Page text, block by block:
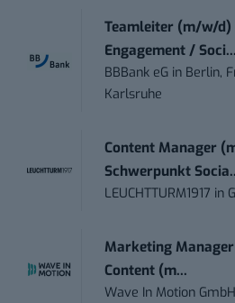
Teamleiter (m/w/d)
Engagement / Soci...
BBBank eG in Berlin,
Karlsruhe
Content Manager
Schwerpunkt
LEUCHTTURM1917 in
Marketing
Content (m...
Wave In Motion GmbH